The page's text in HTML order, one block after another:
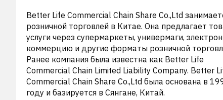
Better Life Commercial Chain Share Co.,Ltd
розничной торговлей в Китае. Она предлагает
услуги через супермаркеты, универмаги,
коммерцию и другие форматы розничной
Ранее компания была известна как Better Life
Commercial Chain Limited Liability Company. Better
Commercial Chain Share Co.,Ltd была основана в
году и базируется в Сянгане, Китай.